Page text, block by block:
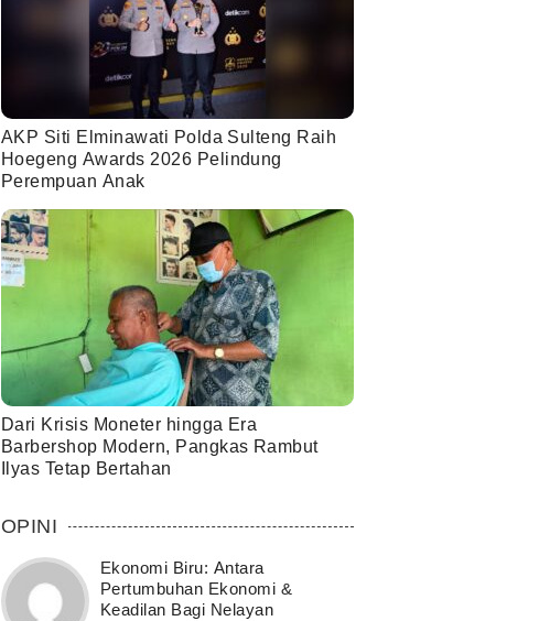
AKP Siti Elminawati Polda Sulteng Raih
Hoegeng Awards 2026 Pelindung
Perempuan Anak
Dari Krisis Moneter hingga Era
Barbershop Modern, Pangkas Rambut
Ilyas Tetap Bertahan
OPINI
Ekonomi Biru: Antara
Pertumbuhan Ekonomi &
Keadilan Bagi Nelayan